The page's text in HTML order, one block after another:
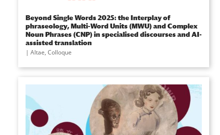
Beyond Single Words 2025: the Interplay of
phraseology, Multi-Word Units (MWU) and Complex
Noun Phrases (CNP) in specialised discourses and AI-
assisted translation
| Altae, Colloque